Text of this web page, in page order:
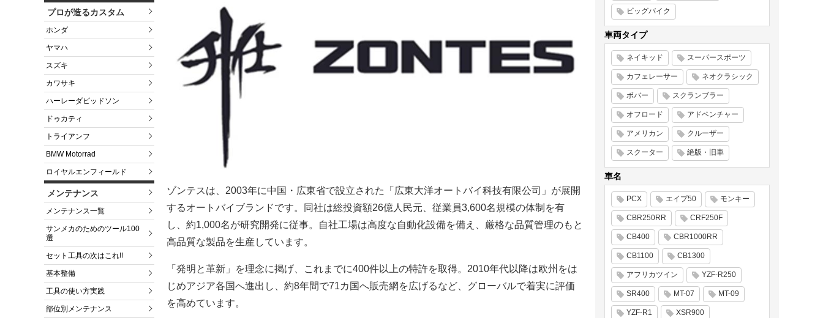
プロが造るカスタム
ホンダ
ヤマハ
スズキ
カワサキ
ハーレーダビッドソン
ドゥカティ
トライアンフ
BMW Motorrad
ロイヤルエンフィールド
メンテナンス
メンテナンス一覧
サンメカのためのツール100
選
セット工具の次はこれ!!
基本整備
工具の使い方実践
部位別メンテナンス
ゾンテスは、2003年に中国・広東省で設立された「広東大洋オートバイ科技有限公司」が展開
するオートバイブランドです。同社は総投資額26億人民元、従業員3,600名規模の体制を有
し、約1,000名が研究開発に従事。自社工場は高度な自動化設備を備え、厳格な品質管理のもと
高品質な製品を生産しています。
「発明と革新」を理念に掲げ、これまでに400件以上の特許を取得。2010年代以降は欧州をは
じめアジア各国へ進出し、約8年間で71カ国へ販売網を広げるなど、グローバルで着実に評価
を高めています。
ビッグバイク
車両タイプ
ネイキッド スーパースポーツ
カフェレーサー ネオクラシック
ボバー スクランブラー
オフロード アドベンチャー
アメリカン クルーザー
スクーター 絶版・旧車
車名
PCX エイプ50 モンキー
CBR250RR CRF250F
CB400 CBR1000RR
CB1100 CB1300
アフリカツイン YZF-R250
SR400 MT-07 MT-09
YZF-R1 XSR900